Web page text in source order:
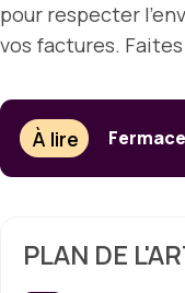
pour respecter
vos factures.
À lire
PLAN DE